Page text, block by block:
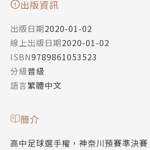
出版資訊
出版日期2020-01-02
線上出版日期2020-01-02
ISBN9789861053523
分級普級
語言繁體中文
簡介
高中足球選手權，神奈川預賽準決